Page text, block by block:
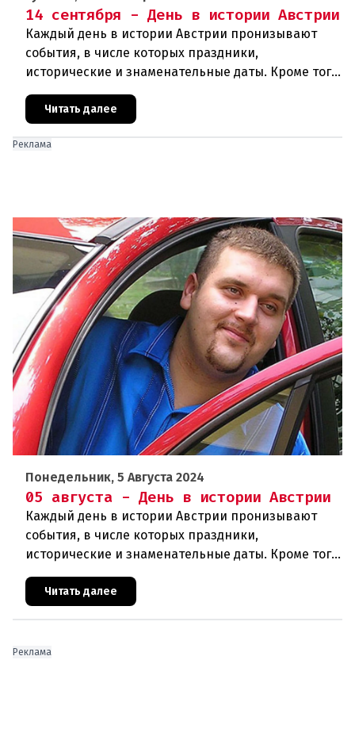
14 сентября - День в истории Австрии
Каждый день в истории Австрии пронизывают
события, в числе которых праздники,
исторические и знаменательные даты. Кроме того
дни рождения различных деятелей Австрии, а
также дни их смерти. Что же прои
Читать далее
Реклама
Понедельник, 5 Августа 2024
05 августа - День в истории Австрии
Каждый день в истории Австрии пронизывают
события, в числе которых праздники,
исторические и знаменательные даты. Кроме того
дни рождения различных деятелей страны, а
также дни их смерти. Что же произ
Читать далее
Реклама